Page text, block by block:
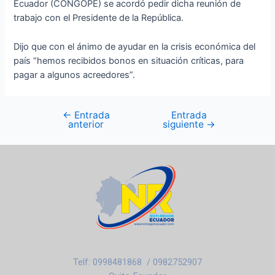
Ecuador (CONGOPE) se acordó pedir dicha reunión de
trabajo con el Presidente de la República.
Dijo que con el ánimo de ayudar en la crisis económica del
país “hemos recibidos bonos en situación críticas, para
pagar a algunos acreedores”.
← Entrada
anterior
Entrada
siguiente →
Telf: 0998481868 / 0982752907